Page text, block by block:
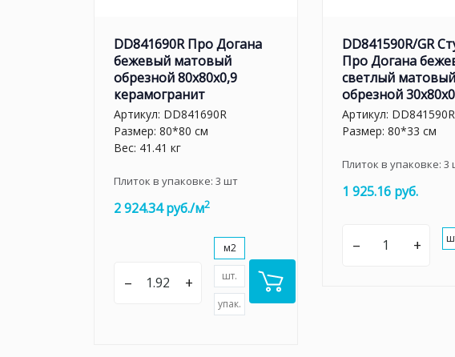
DD841690R Про Догана
бежевый матовый
обрезной 80x80x0,9
керамогранит
Артикул: DD841690R
Размер: 80*80 см
Вес: 41.41 кг
Плиток в упаковке: 3 шт
2 924.34 руб./м2
– +
м2
шт.
упак.
DD841590R/GR
Про Догана
светлый матовый
обрезной
Артикул:
Размер: 80*33 см
Плиток в упаковке: 3
1 925.16 руб.
– +